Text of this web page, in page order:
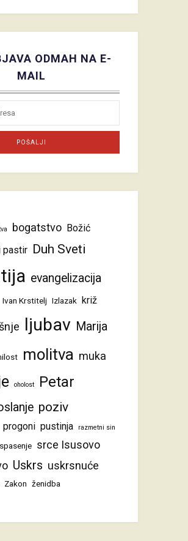
ODMAH NA E-
MAIL
bogatstvo Božić
pastir Duh Sveti
evangelizacija
Ivan Krstitelj Izlazak križ
ljubav Marija
molitva muka
oholost Petar
poziv
progoni pustinja razmetni sin
spasenje srce Isusovo
Uskrs uskrsnuće
Zakon ženidba